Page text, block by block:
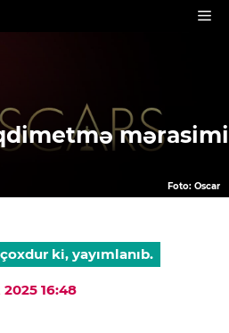
mərasimi
Foto: Oscar
ki, yayımlanıb.
2025 16:48